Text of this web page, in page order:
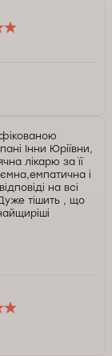
нашого
у
Інни Юріївни,
лікарю за її
і
на всі
тішить , що